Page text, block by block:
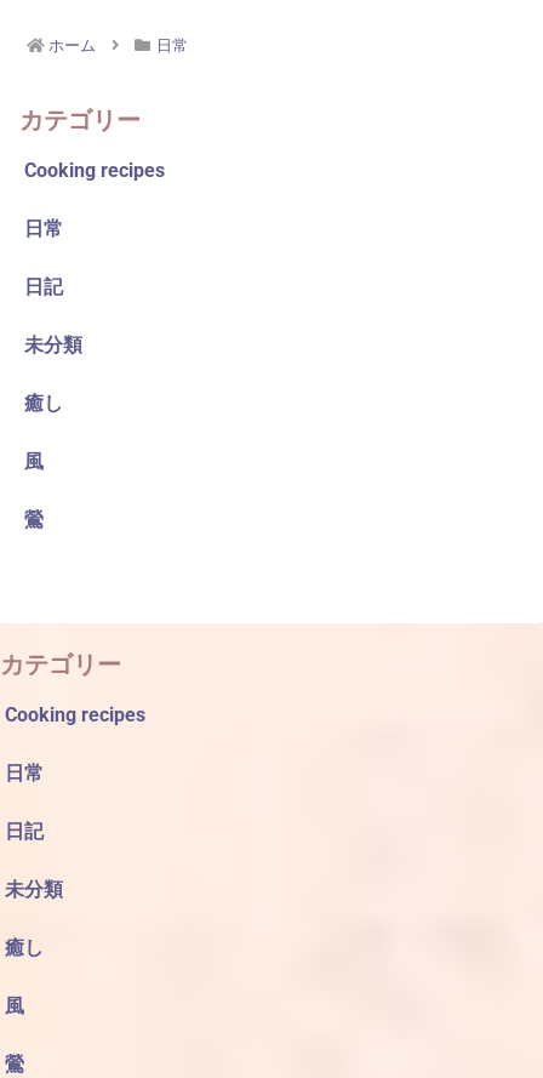
ホーム 日常
カテゴリー
Cooking recipes
日常
日記
未分類
癒し
風
鶯
カテゴリー
Cooking recipes
日常
日記
未分類
癒し
風
鶯